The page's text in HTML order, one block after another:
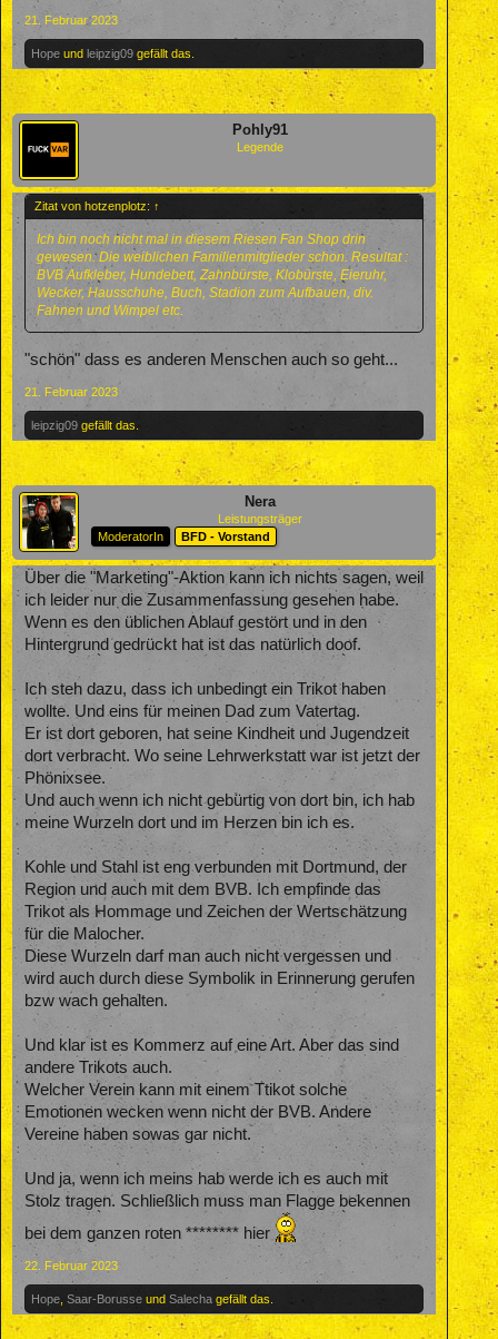
21. Februar 2023
Hope und leipzig09 gefällt das.
Pohly91
Legende
Zitat von hotzenplotz: ↑
Ich bin noch nicht mal in diesem Riesen Fan Shop drin
gewesen. Die weiblichen Familienmitglieder schon. Resultat :
BVB Aufkleber, Hundebett, Zahnbürste, Klobürste, Eieruhr,
Wecker, Hausschuhe, Buch, Stadion zum Aufbauen, div.
Fahnen und Wimpel etc.
"schön" dass es anderen Menschen auch so geht...
21. Februar 2023
leipzig09 gefällt das.
Nera
Leistungsträger
ModeratorIn
BFD - Vorstand
Über die "Marketing"-Aktion kann ich nichts sagen, weil
ich leider nur die Zusammenfassung gesehen habe.
Wenn es den üblichen Ablauf gestört und in den
Hintergrund gedrückt hat ist das natürlich doof.
Ich steh dazu, dass ich unbedingt ein Trikot haben
wollte. Und eins für meinen Dad zum Vatertag.
Er ist dort geboren, hat seine Kindheit und Jugendzeit
dort verbracht. Wo seine Lehrwerkstatt war ist jetzt der
Phönixsee.
Und auch wenn ich nicht gebürtig von dort bin, ich hab
meine Wurzeln dort und im Herzen bin ich es.
Kohle und Stahl ist eng verbunden mit Dortmund, der
Region und auch mit dem BVB. Ich empfinde das
Trikot als Hommage und Zeichen der Wertschätzung
für die Malocher.
Diese Wurzeln darf man auch nicht vergessen und
wird auch durch diese Symbolik in Erinnerung gerufen
bzw wach gehalten.
Und klar ist es Kommerz auf eine Art. Aber das sind
andere Trikots auch.
Welcher Verein kann mit einem Ttikot solche
Emotionen wecken wenn nicht der BVB. Andere
Vereine haben sowas gar nicht.
Und ja, wenn ich meins hab werde ich es auch mit
Stolz tragen. Schließlich muss man Flagge bekennen
bei dem ganzen roten ******** hier
22. Februar 2023
Hope Saar-Borusse und Salecha gefällt das.